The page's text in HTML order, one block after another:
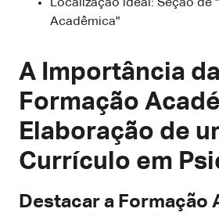
Localização ideal: Seção de
Acadêmica"
A Importância da
Formação
Elaboração de
Currículo em
Destacar a Formação